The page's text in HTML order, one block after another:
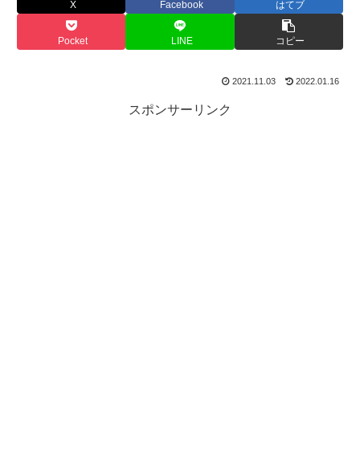
X Facebook はてブ
Pocket LINE コピー
2021.11.03 2022.01.16
スポンサーリンク